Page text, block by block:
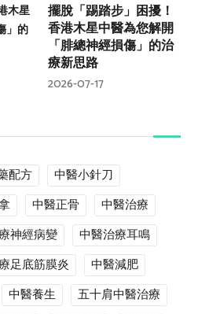
擺脫「踢踏步」困擾！
香港木星中醫為您解開
「腓總神經損傷」的治
療新思路
2026-07-17
配方
中醫小針刀
中醫正骨
中醫治療
神經病變
中醫治療耳鳴
足底筋膜炎
中醫減肥
中醫養生
五十肩中醫治療